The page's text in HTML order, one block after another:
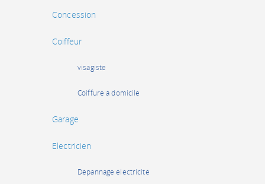
Concession
Coiffeur
visagiste
Coiffure à domicile
Garage
Electricien
Dépannage électricité